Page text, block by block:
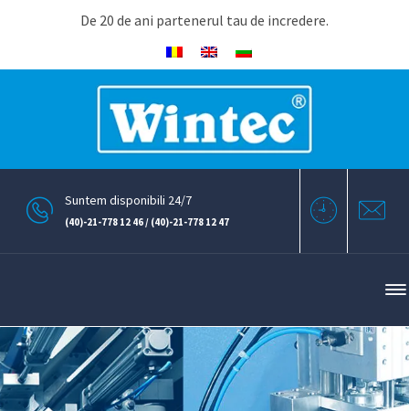
De 20 de ani partenerul tau de incredere.
Suntem disponibili 24/7
(40)-21-778 12 46 / (40)-21-778 12 47